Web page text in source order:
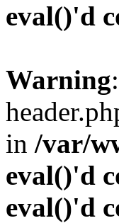
eval()'d
Warning
in /var/
eval()'d
eval()'d